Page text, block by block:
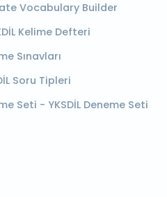
Vocabulary Builder
Kelime Defteri
Sınavları
Soru Tipleri
Seti - YKSDİL Deneme Seti